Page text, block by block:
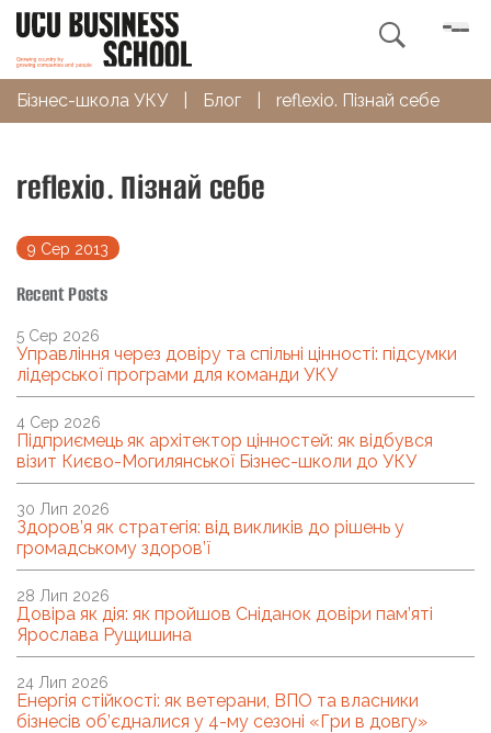

Бізнес-школа УКУ Блог reflexio. Пізнай себе
reflexio. Пізнай себе
9 Сер 2013
Recent Posts
Управління через довіру та спільні цінності: підсумки
лідерської програми для команди УКУ
5 Сер 2026
Підприємець як архітектор цінностей: як відбувся
візит Києво-Могилянської Бізнес-школи до УКУ
4 Сер 2026
Здоров’я як стратегія: від викликів до рішень у
громадському здоров’ї
30 Лип 2026
Довіра як дія: як пройшов Сніданок довіри пам’яті
Ярослава Рущишина
28 Лип 2026
Енергія стійкості: як ветерани, ВПО та власники
бізнесів об’єдналися у 4-му сезоні «Гри в довгу»
24 Лип 2026